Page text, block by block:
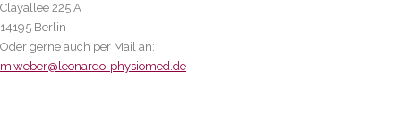
Clayallee 225 A
14195 Berlin
Oder gerne auch per Mail an:
m.weber@leonardo-physiomed.de
© Copyright 2018 Leonardo physiomed